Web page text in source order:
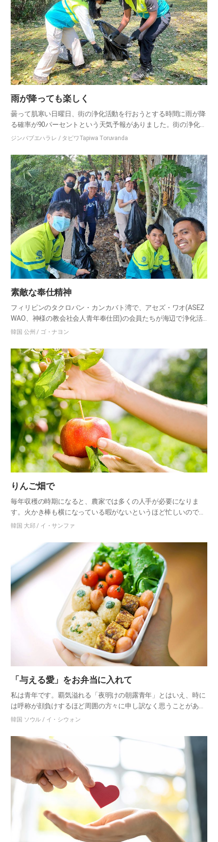
雨が降っても楽しく
曇って肌寒い日曜日、街の浄化活動を行おうとする時間に雨が降
る確率が90パーセントという天気予報がありました。街の浄化が
ちゃんとできるか心配でした。 掃除を始めて間もなく、予報通り
駆け…
ジンバブエハラレ / タピワTapiwa Toruvanda
素敵な奉仕精神
フィリピンのタクロバン・カンカバト湾で、アセズ・ワオ(ASEZ
WAO、神様の教会社会人青年奉仕団)の会員たちが海辺で浄化活
動をしました。濡れた砂浜が干潟のようにドロドロしていました
で…
韓国 公州 / ゴ・ナヨン
りんご畑で
毎年収穫の時期になると、農家では多くの人手が必要になりま
す。火かき棒も横になっている暇がないというほど忙しいのです
が、人手はいつも足りません。 残念に思う気持ちで、日差しの良
ティア活…
韓国 大邱 / イ・サンファ
「与える愛」をお弁当に入れて
私は青年です。覇気溢れる「夜明けの朝露青年」とはいえ、時に
は呼称が顔負けするほど周囲の方々に申し訳なく思うことがあり
ます。家では毎日母が用意してくれる食卓を当然のように受け取
話を受け…
韓国 ソウル / イ・シウォン